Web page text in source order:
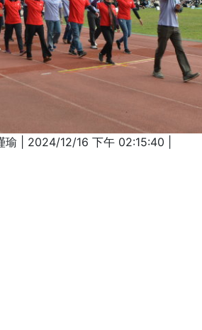
瑜 | 2024/12/16 下午 02:15:40 |